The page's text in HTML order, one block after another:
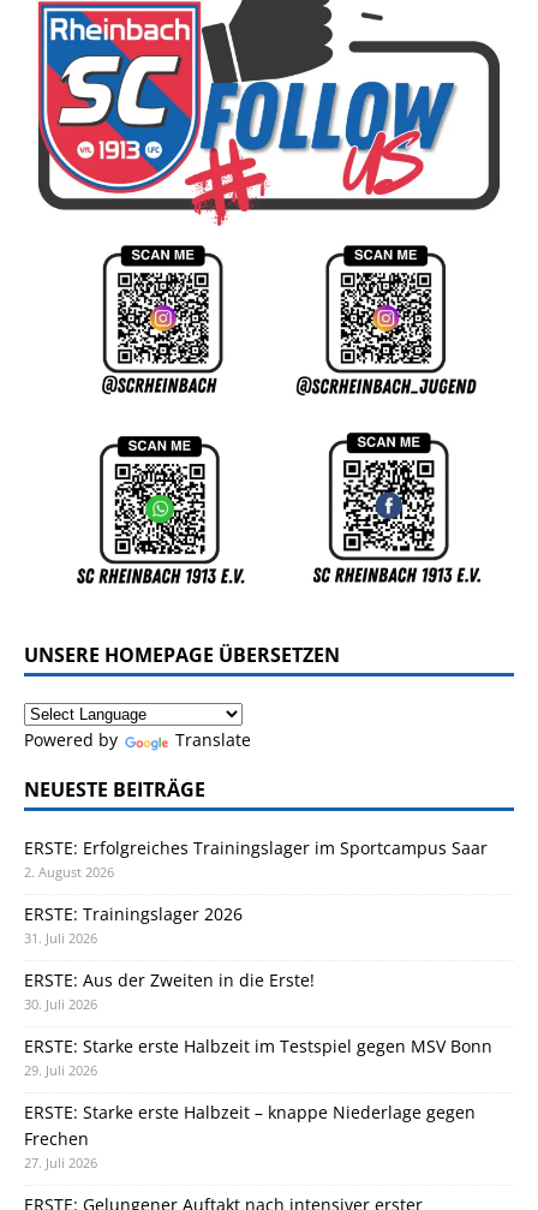
UNSERE HOMEPAGE ÜBERSETZEN
Powered by Translate
NEUESTE BEITRÄGE
ERSTE: Erfolgreiches Trainingslager im Sportcampus Saar
2. August 2026
ERSTE: Trainingslager 2026
31. Juli 2026
ERSTE: Aus der Zweiten in die Erste!
30. Juli 2026
ERSTE: Starke erste Halbzeit im Testspiel gegen MSV Bonn
29. Juli 2026
ERSTE: Starke erste Halbzeit – knappe Niederlage gegen
Frechen
27. Juli 2026
ERSTE: Gelungener Auftakt nach intensiver erster